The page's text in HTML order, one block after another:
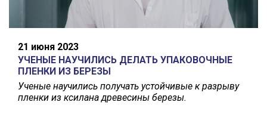
21 июня 2023
УЧЕНЫЕ НАУЧИЛИСЬ ДЕЛАТЬ УПАКОВОЧНЫЕ
ПЛЕНКИ ИЗ БЕРЕЗЫ
Ученые научились получать устойчивые к разрыву
пленки из ксилана древесины березы.